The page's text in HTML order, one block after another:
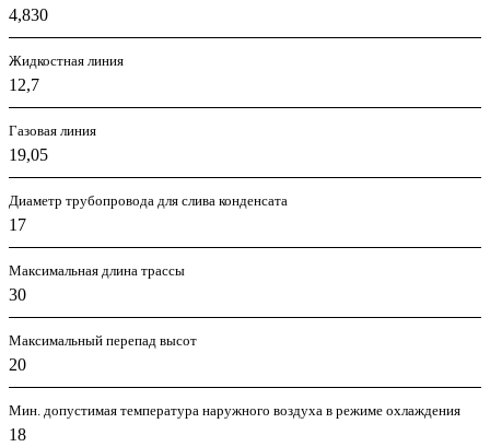
4,830
Жидкостная линия
12,7
Газовая линия
19,05
Диаметр трубопровода для слива конденсата
17
Максимальная длина трассы
30
Максимальный перепад высот
20
Мин. допустимая температура наружного воздуха в режиме охлаждения
18